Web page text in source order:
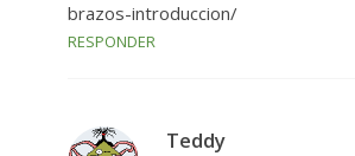
brazos-introduccion/
RESPONDER
Teddy